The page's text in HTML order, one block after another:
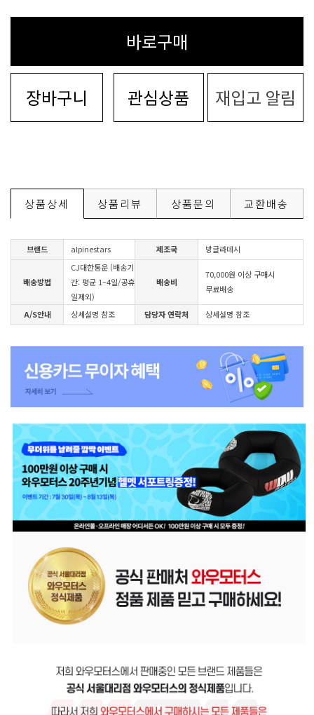
바로구매
장바구니 관심상품 재입고 알림
상품상세 상품리뷰 상품문의 교환배송
브랜드 alpinestars 제조국 방글라데시
배송방법
CJ대한통운 (배송기
간: 평균 1~4일/공휴
일제외)
배송비
70,000원 이상 구매시
무료배송
A/S안내 상세설명 참조 담당자 연락처 상세설명 참조